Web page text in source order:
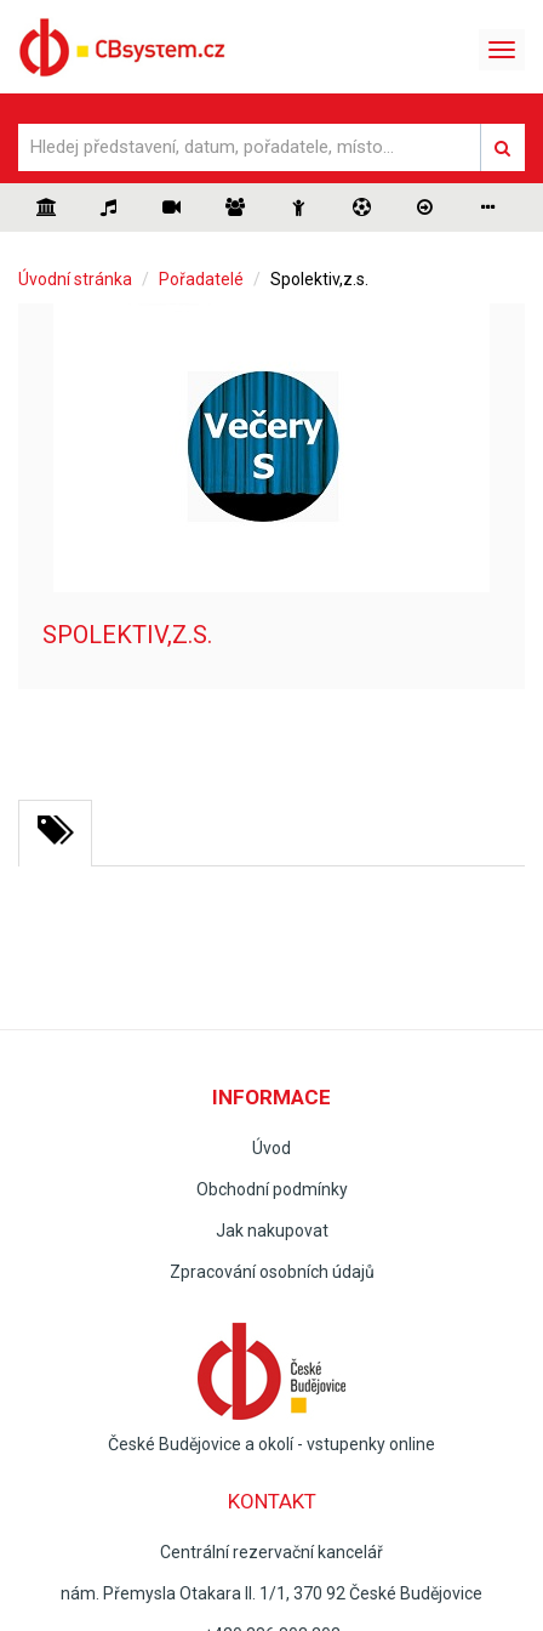
Úvodní stránka Pořadatelé Spolektiv,z.s.
SPOLEKTIV,Z.S.
INFORMACE
Úvod
Obchodní podmínky
Jak nakupovat
Zpracování osobních údajů
České Budějovice a okolí - vstupenky online
KONTAKT
Centrální rezervační kancelář
nám. Přemysla Otakara II. 1/1, 370 92 České Budějovice